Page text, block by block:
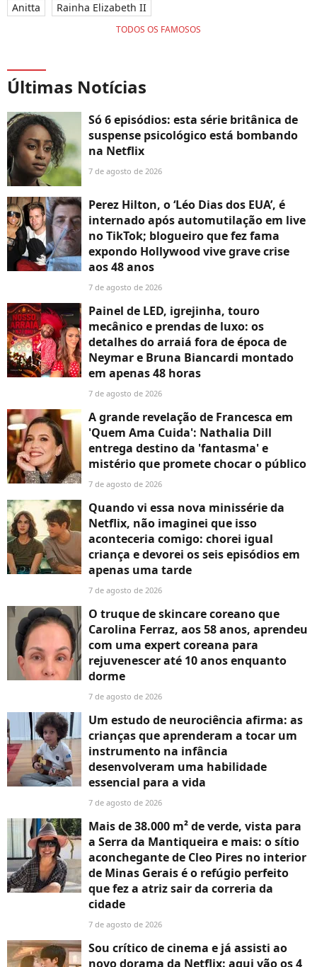
Anitta
Rainha Elizabeth II
TODOS OS FAMOSOS
Últimas Notícias
Só 6 episódios: esta série britânica de
suspense psicológico está bombando
na Netflix
7 de agosto de 2026
Perez Hilton, o ‘Léo Dias dos EUA’, é
internado após automutilação em live
no TikTok; blogueiro que fez fama
expondo Hollywood vive grave crise
aos 48 anos
7 de agosto de 2026
Painel de LED, igrejinha, touro
mecânico e prendas de luxo: os
detalhes do arraiá fora de época de
Neymar e Bruna Biancardi montado
em apenas 48 horas
7 de agosto de 2026
A grande revelação de Francesca em
'Quem Ama Cuida': Nathalia Dill
entrega destino da 'fantasma' e
mistério que promete chocar o público
7 de agosto de 2026
Quando vi essa nova minissérie da
Netflix, não imaginei que isso
aconteceria comigo: chorei igual
criança e devorei os seis episódios em
apenas uma tarde
7 de agosto de 2026
O truque de skincare coreano que
Carolina Ferraz, aos 58 anos, aprendeu
com uma expert coreana para
rejuvenescer até 10 anos enquanto
dorme
7 de agosto de 2026
Um estudo de neurociência afirma: as
crianças que aprenderam a tocar um
instrumento na infância
desenvolveram uma habilidade
essencial para a vida
7 de agosto de 2026
Mais de 38.000 m² de verde, vista para
a Serra da Mantiqueira e mais: o sítio
aconchegante de Cleo Pires no interior
de Minas Gerais é o refúgio perfeito
que fez a atriz sair da correria da
cidade
7 de agosto de 2026
Sou crítico de cinema e já assisti ao
novo dorama da Netflix: aqui vão os 4